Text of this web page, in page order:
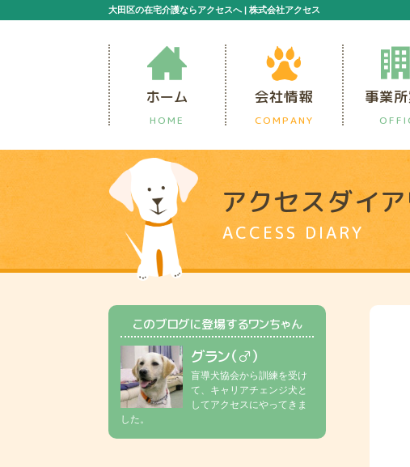
大田区の在宅介護ならアクセスへ | 株式会社アクセス
ホーム
HOME
会社情報
COMPANY
事業
アクセスダイ
ACCESS DIARY
このブログに登場するワンちゃん
グラン（♂）
盲導犬協会から訓練を受け
て、キャリアチェンジ犬と
してアクセスにやってきま
した。